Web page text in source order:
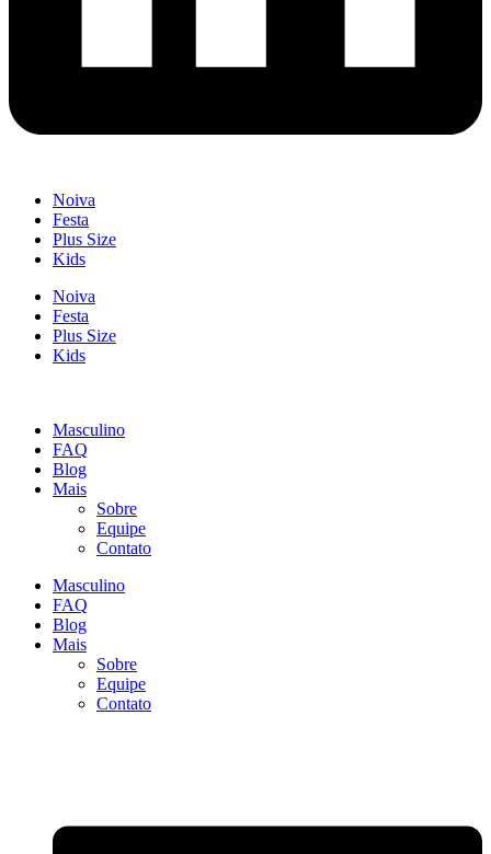
Noiva
Festa
Plus Size
Kids
Noiva
Festa
Plus Size
Kids
Masculino
FAQ
Blog
Mais
Sobre
Equipe
Contato
Masculino
FAQ
Blog
Mais
Sobre
Equipe
Contato